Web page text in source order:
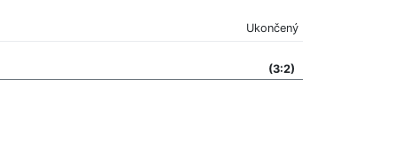
Ukončený
(3:2)